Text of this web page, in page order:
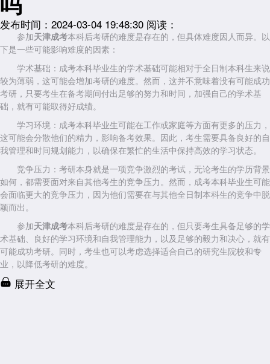
发布时间：2024-03-04 19:48:30 阅读：
参加天津成考本科后考研的难度是存在的，但具体难度因人而异。以
下是一些可能影响难度的因素：
学术基础：成考本科毕业生的学术基础可能相对于全日制本科生来说
较为薄弱，这可能会增加考研的难度。然而，这并不意味着没有可能成功
考研，只要考生在备考期间付出足够的努力和时间，加强自己的学术基
础，就有可能取得好成绩。
学习环境：成考本科毕业生可能在工作或家庭等方面有更多的压力，
这可能会分散他们的精力，影响备考效果。因此，考生需要具备良好的自
我管理和时间规划能力，以确保在繁忙的生活中保持高效的学习状态。
竞争压力：考研本身就是一项竞争激烈的考试，无论考生的学历背景
如何，都需要面对来自其他考生的竞争压力。然而，成考本科毕业生可能
会面临更大的竞争压力，因为他们需要在与其他全日制本科生的竞争中脱
颖而出。
参加天津成考本科后考研的难度是存在的，但只要考生具备足够的学
术基础、良好的学习环境和自我管理能力，以及足够的毅力和决心，就有
可能成功考研。同时，考生也可以考虑选择适合自己的研究生院校和专
业，以降低考研的难度。
展开全文